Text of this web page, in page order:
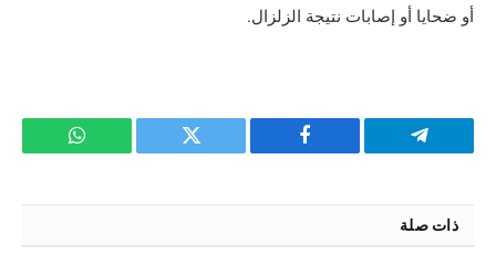
أو ضحايا أو إصابات نتيجة الزلزال.
تيلقرام فيسبوك تويتر واتساب
ذات صلة